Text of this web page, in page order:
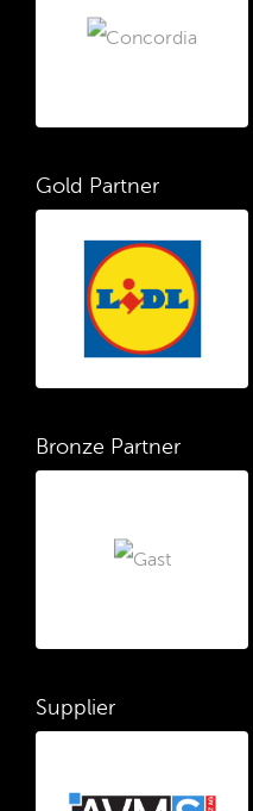
Gold Partner
Bronze Partner
Supplier